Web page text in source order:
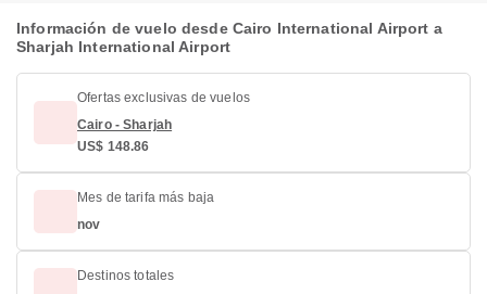
Información de vuelo desde Cairo International Airport a
Sharjah International Airport
Ofertas exclusivas de vuelos
Cairo - Sharjah
US$ 148.86
Mes de tarifa más baja
nov
Destinos totales